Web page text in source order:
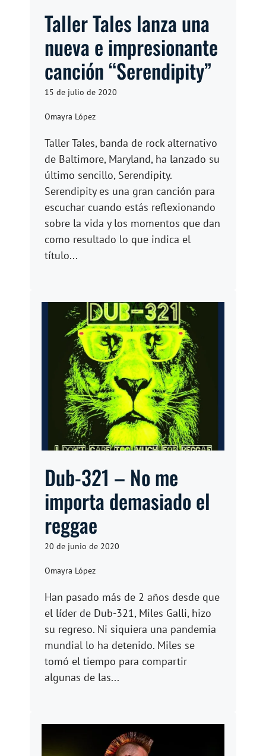
Taller Tales lanza una
nueva e impresionante
canción “Serendipity”
15 de julio de 2020
Omayra López
Taller Tales, banda de rock alternativo
de Baltimore, Maryland, ha lanzado su
último sencillo, Serendipity.
Serendipity es una gran canción para
escuchar cuando estás reflexionando
sobre la vida y los momentos que dan
como resultado lo que indica el
título...
Dub-321 – No me
importa demasiado el
reggae
20 de junio de 2020
Omayra López
Han pasado más de 2 años desde que
el líder de Dub-321, Miles Galli, hizo
su regreso. Ni siquiera una pandemia
mundial lo ha detenido. Miles se
tomó el tiempo para compartir
algunas de las...